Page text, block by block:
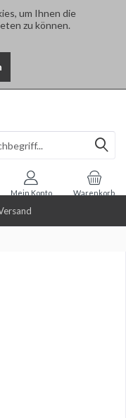
um Ihnen die
zu können.
Warenkorb
Mein Konto